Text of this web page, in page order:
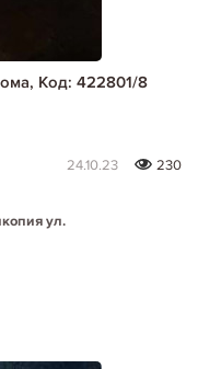
Код: 422801/8
24.10.23
230
ул.